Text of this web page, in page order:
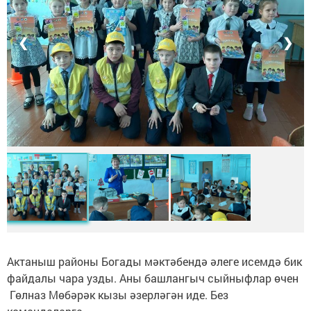
❮ ❯
Актаныш районы Богады мәктәбендә әлеге исемдә бик
файдалы чара узды. Аны башлангыч сыйныфлар өчен
Гөлназ Мөбәрәк кызы әзерләгән иде. Без